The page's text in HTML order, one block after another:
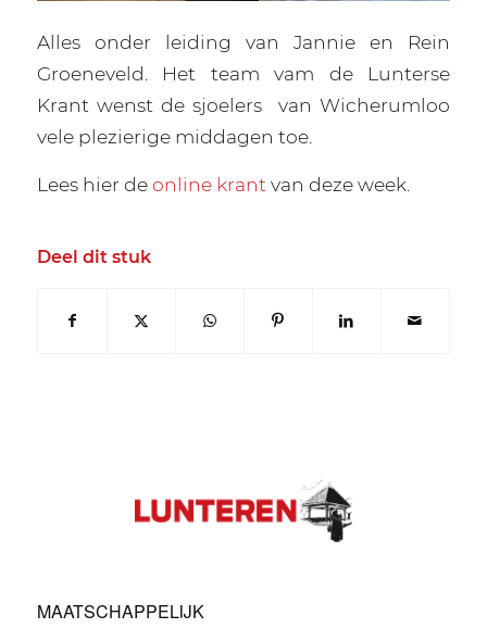
Alles onder leiding van Jannie en Rein
Groeneveld. Het team vam de Lunterse
Krant wenst de sjoelers
van Wicherumloo
vele plezierige middagen toe.
Lees hier deonline krant van deze week.
Deel dit stuk
MAATSCHAPPELIJK